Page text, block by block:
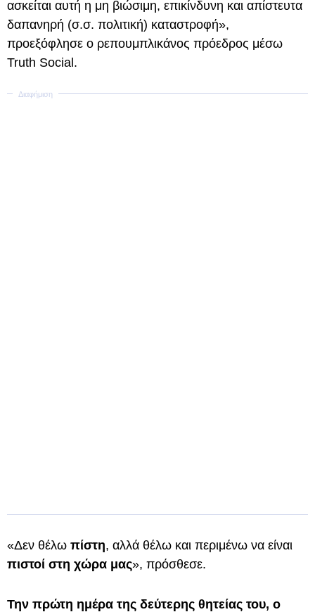
ασκείται αυτή η μη βιώσιμη, επικίνδυνη και απίστευτα
δαπανηρή (σ.σ. πολιτική) καταστροφή»,
προεξόφλησε ο ρεπουμπλικάνος πρόεδρος μέσω
Truth Social.
«Δεν θέλω πίστη, αλλά θέλω και περιμένω να είναι
πιστοί στη χώρα μας», πρόσθεσε.
Την πρώτη ημέρα της δεύτερης θητείας του, ο